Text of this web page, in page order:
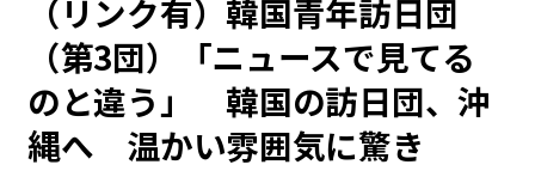
（リンク有）韓国青年訪日団
（第3団）「ニュースで見てる
のと違う」 韓国の訪日団、沖
縄へ 温かい雰囲気に驚き